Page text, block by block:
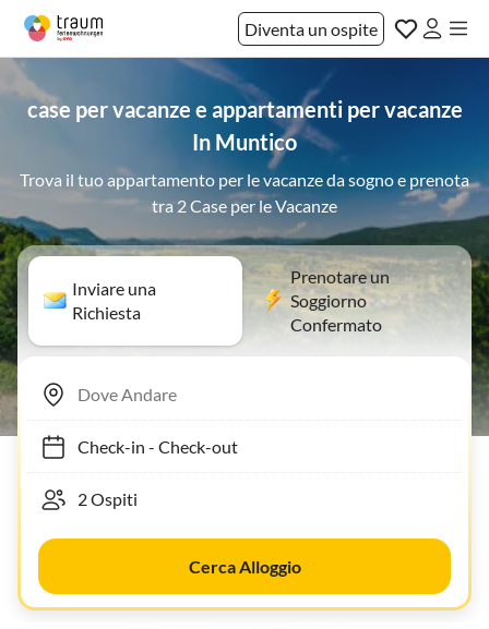
Diventa un ospite
case per vacanze e appartamenti per vacanze
In Muntico
Trova il tuo appartamento per le vacanze da sogno e prenota
tra 2 Case per le Vacanze
Inviare una
Richiesta
Prenotare un
Soggiorno
Confermato
Check-in- Check-out
Cerca Alloggio